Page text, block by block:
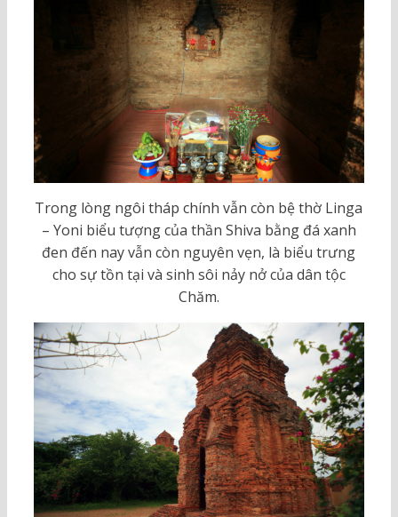
Trong lòng ngôi tháp chính vẫn còn bệ thờ Linga
– Yoni biểu tượng của thần Shiva bằng đá xanh
đen đến nay vẫn còn nguyên vẹn, là biểu trưng
cho sự tồn tại và sinh sôi nảy nở của dân tộc
Chăm.